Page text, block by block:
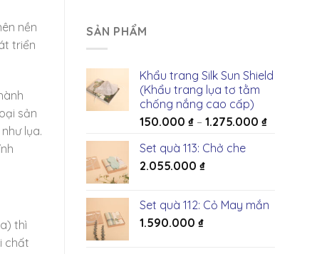
SẢN PHẨM
Khẩu trang Silk Sun Shield
(Khẩu trang lụa tơ tằm
chống nắng cao cấp)
150.000 ₫ – 1.275.000 ₫
Set quà 113: Chở che
2.055.000 ₫
Set quà 112: Cỏ May mắn
1.590.000 ₫
nền
triển
sản
lụa.
thì
chất